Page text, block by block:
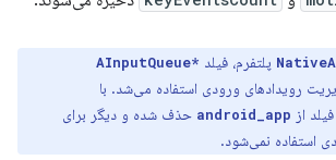
پلتفرم، فیلد AInputQueue*
رویدادهای ورودی استفاده می‌شد. با
از android_app حذف شده و دیگر برای
استفاده نمی‌شود.